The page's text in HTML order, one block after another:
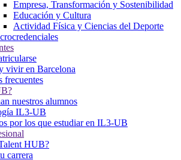
Empresa, Transformación y Sostenibilidad
Educación y Cultura
Actividad Física y Ciencias del Deporte
vivir en Barcelona
frecuentes
nuestros alumnos
IL3-UB
por los que estudiar en IL3-UB
HUB?
carrera